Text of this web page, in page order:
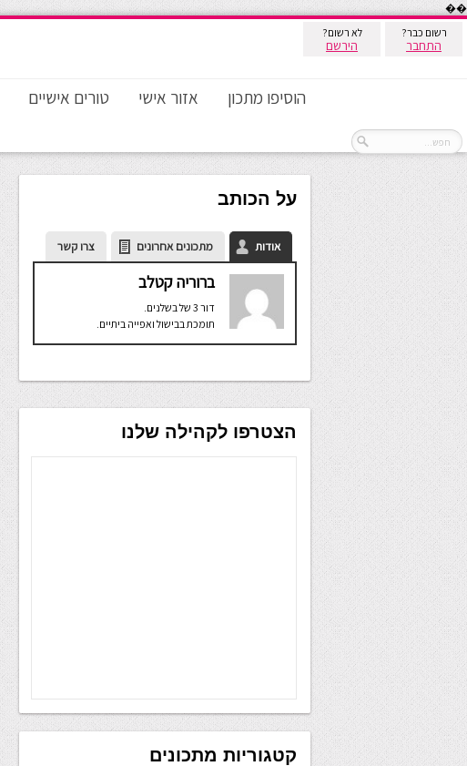
��
רשום כבר?
התחבר
לא רשום?
הירשם
הוסיפו מתכון אזור אישי טורים אישיים
על הכותב
אודות מתכונים אחרונים צרו קשר
ברוריה קטלב
דור 3 של בשלנים.
תומכת בבישול ואפייה ביתיים.
הצטרפו לקהילה שלנו
קטגוריות מתכונים